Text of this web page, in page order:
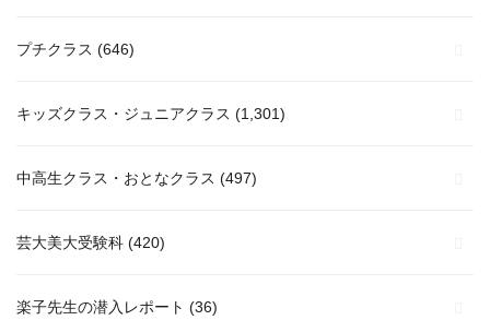
プチクラス (646)
キッズクラス・ジュニアクラス (1,301)
中高生クラス・おとなクラス (497)
芸大美大受験科 (420)
楽子先生の潜入レポート (36)